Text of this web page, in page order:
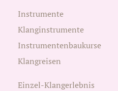
Instrumente
Klanginstrumente
Instrumentenbaukurse
Klangreisen
Einzel-Klangerlebnis